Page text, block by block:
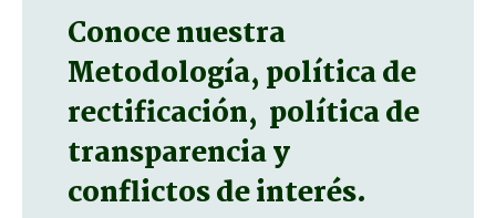
Conoce nuestra
Metodología, política de
rectificación, política de
transparencia y
conflictos de interés.